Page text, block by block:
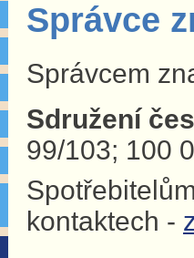
Správce
Správcem
Sdružení
99/103; 100
kontaktech -